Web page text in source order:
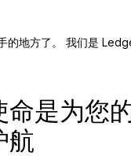
的地方了。 我们是
命是为您
航